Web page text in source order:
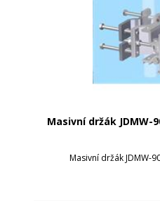
Masivní držák JDMW-
Masivní držák JDMW-